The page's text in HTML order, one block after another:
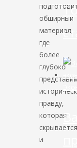
обширный
материал,
где
более
глубоко
правду,
которая
скрывается
и